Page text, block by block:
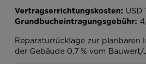
Vertragserrichtungskosten: USD
Grundbucheintragungsgebühr:
Reparaturrücklage zur planbaren
der Gebäude 0,7 % vom Bauwert/